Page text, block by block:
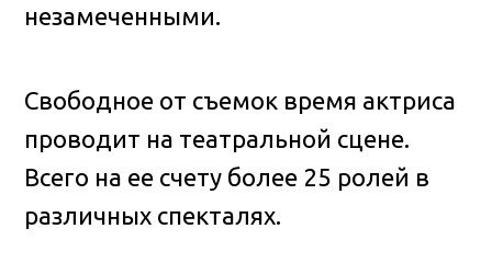
незамеченными.
Свободное от съемок время актриса
проводит на театральной сцене.
Всего на ее счету более 25 ролей в
различных спекталях.